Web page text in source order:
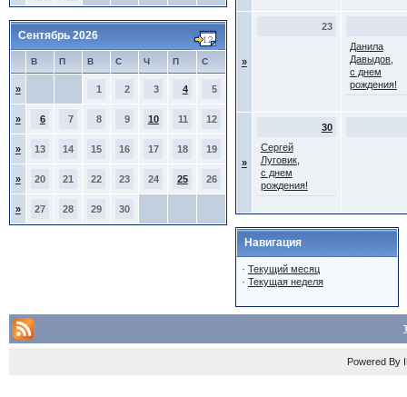
Сентябрь 2026
В П В С Ч П С
» 1 2 3 4 5
» 6 7 8 9 10 11 12
» 13 14 15 16 17 18 19
» 20 21 22 23 24 25 26
» 27 28 29 30
»
23
Данила
Давыдов,
с днем
рождения!
»
30
Сергей
Луговик,
с днем
рождения!
Навигация
· Текущий месяц
· Текущая неделя
Powered By